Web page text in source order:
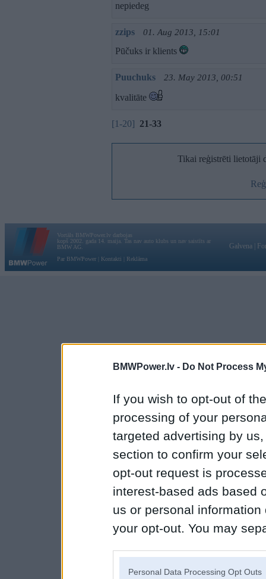
BMWPower.lv - Do Not Process
If you wish to opt-out of
processing of your
targeted advertising by
section to confirm your
opt-out request is
interest-based ads based
us or personal
your opt-out. You may
Personal Data Processing Opt Outs
nepiedeg
zzips 01. Aug 2013, 15:01
Pūčuks ir klients
Puuchuks 23. May 2013, 00:51
kvalitāte
[1-20] 21-33
Tikai reģistrēti lietotāji
Vortāls BMWPower.lv darbojas
kopš 2002. gada 14. maija. Tas nav auto klubs un nav saistīts ar
BMW AG.
Par BMWPower
Kontakti Reklāma
Galvena